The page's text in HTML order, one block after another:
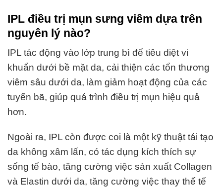
IPL điều trị mụn sưng viêm dựa trên
nguyên lý nào?
IPL tác động vào lớp trung bì để tiêu diệt vi
khuẩn dưới bề mặt da, cải thiện các tổn thương
viêm sâu dưới da, làm giảm hoạt động của các
tuyến bã, giúp quá trình điều trị mụn hiệu quả
hơn.
Ngoài ra, IPL còn được coi là một kỹ thuật tái tạo
da không xâm lấn, có tác dụng kích thích sự
sống tế bào, tăng cường việc sản xuất Collagen
và Elastin dưới da, tăng cường việc thay thế tế